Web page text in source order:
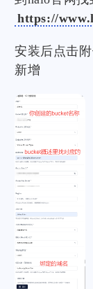
https://
安装后点击
新增